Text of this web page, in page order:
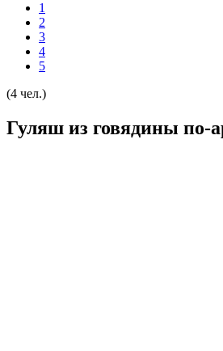
1
2
3
4
5
(4 чел.)
Гуляш из говядины по-